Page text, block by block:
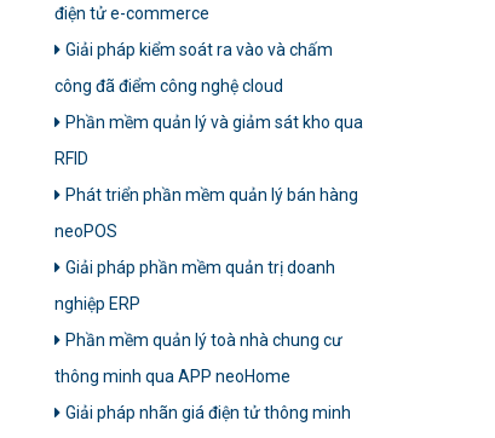
điện tử e-commerce
Giải pháp kiểm soát ra vào và chấm
công đã điểm công nghệ cloud
Phần mềm quản lý và giảm sát kho qua
RFID
Phát triển phần mềm quản lý bán hàng
neoPOS
Giải pháp phần mềm quản trị doanh
nghiệp ERP
Phần mềm quản lý toà nhà chung cư
thông minh qua APP neoHome
Giải pháp nhãn giá điện tử thông minh